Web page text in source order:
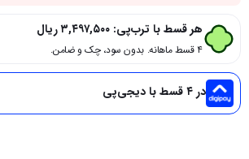
هر قسط با ترب‌پی: ۳,۴۹۷,۵۰۰ریال
۴ قسط ماهانه. بدون سود، چک و ضامن.
در ۴ قسط با دیجی‌پی